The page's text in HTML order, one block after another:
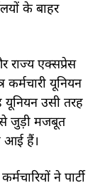
के बाहर
राज्य एक्सप्रेस
यूनियन
यूनियन उसी तरह
जुड़ी मजबूत
आई हैं।
ने पार्टी